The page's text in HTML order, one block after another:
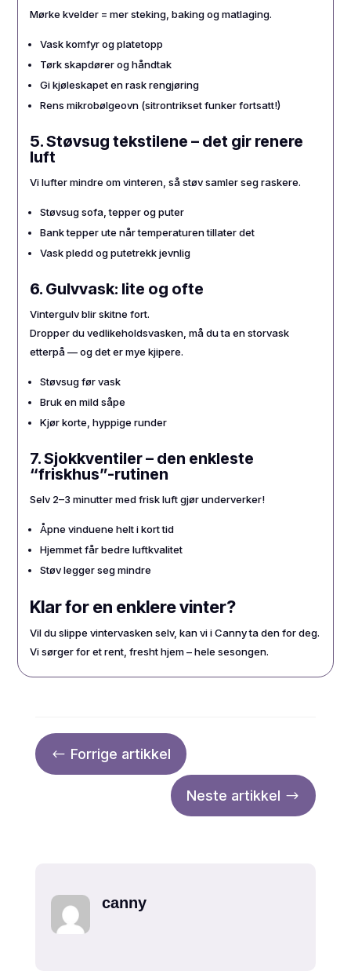
Mørke kvelder = mer steking, baking og matlaging.
Vask komfyr og platetopp
Tørk skapdører og håndtak
Gi kjøleskapet en rask rengjøring
Rens mikrobølgeovn (sitrontrikset funker fortsatt!)
5. Støvsug tekstilene – det gir renere
luft
Vi lufter mindre om vinteren, så støv samler seg raskere.
Støvsug sofa, tepper og puter
Bank tepper ute når temperaturen tillater det
Vask pledd og putetrekk jevnlig
6. Gulvvask: lite og ofte
Vintergulv blir skitne fort.
Dropper du vedlikeholdsvasken, må du ta en storvask
etterpå — og det er mye kjipere.
Støvsug før vask
Bruk en mild såpe
Kjør korte, hyppige runder
7. Sjokkventiler – den enkleste
“friskhus”-rutinen
Selv 2–3 minutter med frisk luft gjør underverker!
Åpne vinduene helt i kort tid
Hjemmet får bedre luftkvalitet
Støv legger seg mindre
Klar for en enklere vinter?
Vil du slippe vintervasken selv, kan vi i Canny ta den for deg.
Vi sørger for et rent, fresht hjem – hele sesongen.
# Forrige artikkel
Neste artikkel $
canny